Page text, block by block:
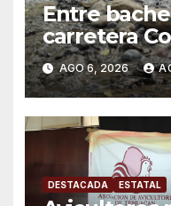
Entre
carretera
convierte
AGO 6, 2026
DESTACADA ESTATAL